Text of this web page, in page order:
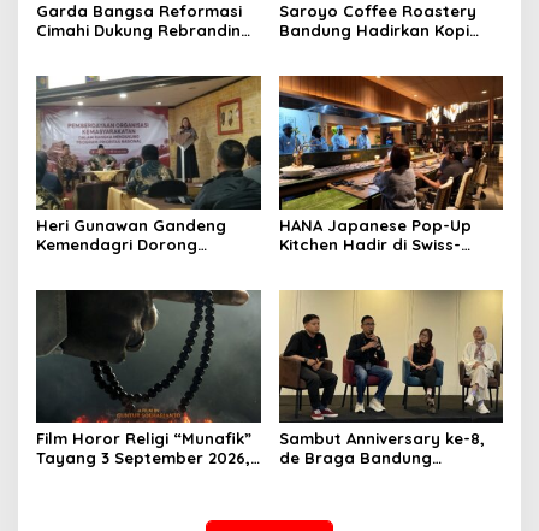
Garda Bangsa Reformasi
Cimahi Dukung Rebranding
Pelayanan
Saroyo Coffee Roastery
Bandung Hadirkan Kopi
Heri Gunawan Gandeng
Kemendagri Dorong
HANA Japanese Pop-Up
Kitchen Hadir di Swiss-
Pengalaman Omakase
Eksklusif
Film Horor Religi “Munafik”
Tayang 3 September 2026,
Sambut Anniversary ke-8,
de Braga Bandung